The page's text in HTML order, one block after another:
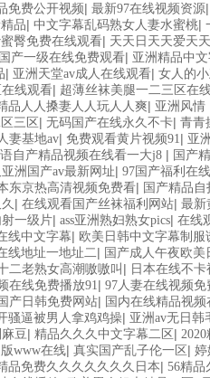
免费公开视频| 最新97在线视频资源
品| 中文字幕乱码熟女人妻水蜜桃|
蜜臀免费在线观看| 天天日天天爱天
产一级在线免费观看| 亚洲精品中
| 亚洲天堂av成人在线观看| 女人的
线观看| 超薄丝袜美腿一二三区在
品人人搡妻人人玩人人爽| 亚洲风情
三区| 无码国产在线永久不卡| 青青
妻基地av| 免费观看黄片视频91| 亚
语自产精品视频在线看一大j8 | 国产
洲国产av最新网址| 97国产福利在
东京热高清视频免费看| 国产精品
| 在线观看国产丝袜福利网站| 最新
一级片| ass亚洲熟妇熟女pics| 在线
线中文字幕| 欧美日韩中文字幕制服
线地址一地址二| 国产成人午夜欧
二老熟女高潮嗷嗷叫 | 日本在线不
在线免费播放91| 97人妻在线视频免
产日韩免费网站| 国内在线精品视
骚逼被男人拿鸡鸡操| 亚洲av无日韩
豆| 精品久久久中文字幕二区 |
www在线| 真实国产乱子伦一区 | 婷
品免费久久久久久久久日本| 56精品